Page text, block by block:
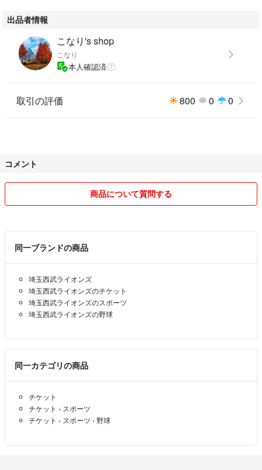
出品者情報
こなり's shop
こなり
本人確認済
取引の評価 800 0 0
コメント
商品について質問する
同一ブランドの商品
埼玉西武ライオンズ
埼玉西武ライオンズのチケット
埼玉西武ライオンズのスポーツ
埼玉西武ライオンズの野球
同一カテゴリの商品
チケット
チケット › スポーツ
チケット › スポーツ › 野球